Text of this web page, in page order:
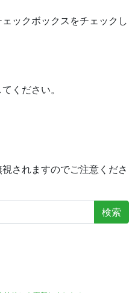
ックボックスをチェックし
ください。
されますのでご注意くださ